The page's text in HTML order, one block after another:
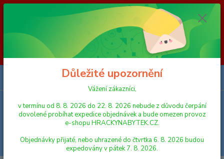
Vážení zákazníci, v termínu od 8. 8. 2026 do 23. 8. 2026 nebude z
důvodu čerpání dovolené probíhat expedice objednávek a bude omezen
provoz e-shopu HRACKYNABYTEK.CZ. Objednávky přijaté, nebo
uhrazené do čtvrtka 6. 8. 2026 budou expedovány v pátek 7. 8. 2026.
Objednávky přijaté, nebo uhrazené od pátku 7. 8. 2026 do neděle 23. 8.
2026 budou postupně expedovány od pondělí 24. 8. 2026. Děkujeme za
pochopení HRACKYNABYTEK.CZ
Menu
Hledat
Důležité upozornění
Vážení zákazníci,
v termínu od 8. 8. 2026 do 22. 8. 2026 nebude z důvodu čerpání
dovolené probíhat expedice objednávek a bude omezen provoz
e-shopu HRACKYNABYTEK.CZ.
Objednávky přijaté, nebo uhrazené do čtvrtka 6. 8. 2026 budou
expedovány v pátek 7. 8. 2026.